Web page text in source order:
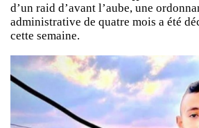
d’un raid d’avant l’aube, une
administrative de quatre mois a été
cette semaine.